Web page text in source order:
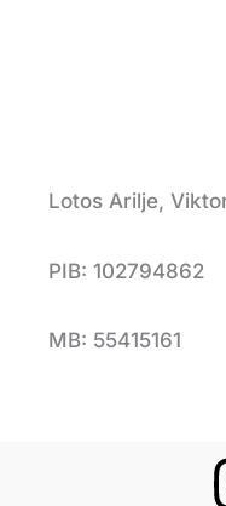
Lotos Arilje,
PIB: 102794862
MB: 55415161